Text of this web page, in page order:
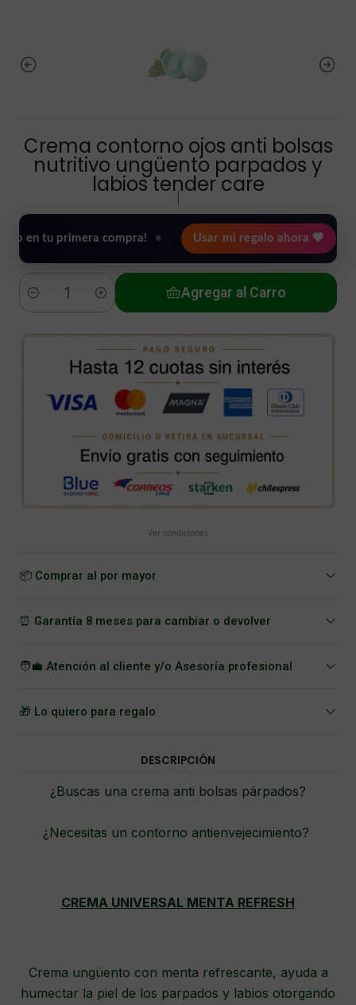
Crema contorno ojos anti bolsas
nutritivo ungüento parpados y
labios tender care
primera compra! • Usar mi regalo ahora 🖤 🎉
Cantidad
Agregar al Carro
Ver condiciones
📦 Comprar al por mayor
⏰ Garantía 8 meses para cambiar o devolver
🧑‍💼 Atención al cliente y/o Asesoría profesional
🎁 Lo quiero para regalo
DESCRIPCIÓN
¿Buscas una crema anti bolsas párpados?
¿Necesitas un contorno antienvejecimiento?
CREMA UNIVERSAL MENTA REFRESH
Crema ungüento con menta refrescante, ayuda a
humectar la piel de los parpados y labios otorgando